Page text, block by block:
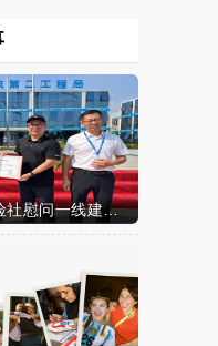
汇友财产相互保险社慰问一线建筑工人